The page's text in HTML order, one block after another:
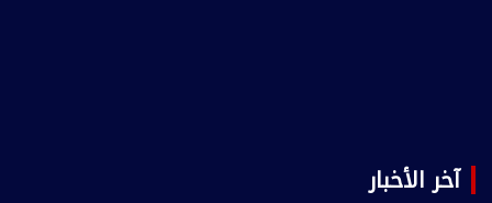
آخر الأخبار